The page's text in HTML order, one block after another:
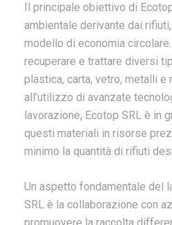
Il principale obiettivo di
ambientale derivante dai
modello di economia
recuperare e trattare diversi
plastica, carta, vetro, metalli e
all’utilizzo di avanzate
lavorazione, Ecotop SRL è in
questi materiali in risorse
minimo la quantità di rifiuti
Un aspetto fondamentale del
SRL è la collaborazione con
promuovere la raccolta